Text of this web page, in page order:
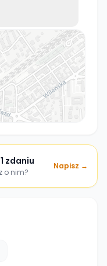
zdaniu
o nim?
Napisz →